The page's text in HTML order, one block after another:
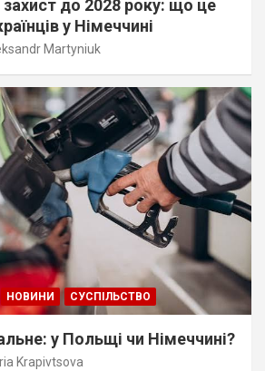
до 2028 року: що це
у Німеччині
Martyniuk
НОВИНИ СУСПІЛЬСТВО
у Польщі чи Німеччині?
Krapivtsova